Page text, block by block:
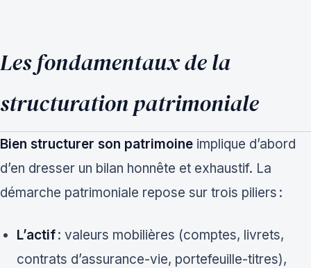
Les fondamentaux de la
structuration patrimoniale
Bien structurer son patrimoine implique d’abord
d’en dresser un bilan honnête et exhaustif. La
démarche patrimoniale repose sur trois piliers :
L’actif: valeurs mobilières (comptes, livrets,
contrats d’assurance-vie, portefeuille-titres),